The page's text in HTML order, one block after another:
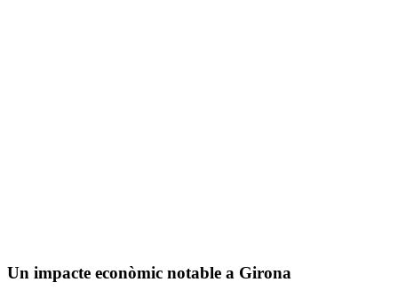
Un impacte econòmic notable a Girona